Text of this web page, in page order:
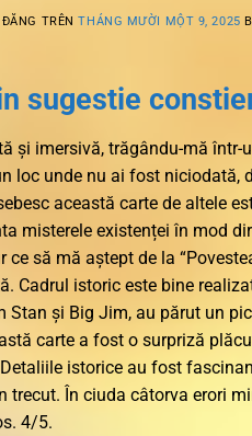
TRÊNTHÁNG MƯỜI MỘT 9, 2025
sugestie
și imersivă, trăgându-mă
loc unde nu ai fost niciodată,
această carte de altele
misterele existenței în mod
să mă aștept de la
Cadrul istoric este bine
Stan și Big Jim, au părut un
carte a fost o surpriză
istorice au fost
trecut. În ciuda câtorva erori
4/5.